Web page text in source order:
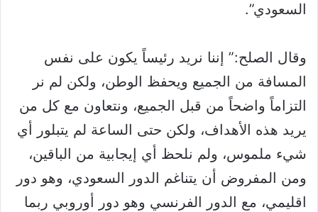
السعودي”.
وقال الصلح:” إننا نريد رئيساً يكون على نفس
المسافة من الجميع ويحفظ الوطن، ولكن لم نر
التزاماً واضحاً من قبل الجميع، ونتعاون مع كل من
يريد هذه الأهداف، ولكن حتى الساعة لم يتبلور أي
شيء ملموس، ولم نلحظ أي إيجابية من الباقين،
ومن المفروض أن يتناغم الدور السعودي، وهو دور
اقليمي، مع الدور الفرنسي وهو دور أوروبي ربما